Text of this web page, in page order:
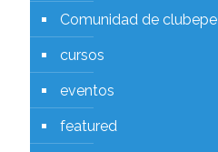
Comunidad de clubepe
cursos
eventos
featured